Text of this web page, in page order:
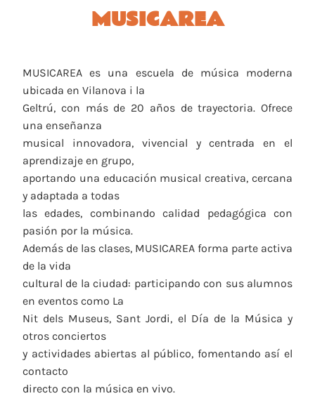
MUSICAREA
MUSICAREA es una escuela de música moderna
ubicada en Vilanova i la
Geltrú, con más de 20 años de trayectoria. Ofrece
una enseñanza
musical innovadora, vivencial y centrada en el
aprendizaje en grupo,
aportando una educación musical creativa, cercana
y adaptada a todas
las edades, combinando calidad pedagógica con
pasión por la música.
Además de las clases, MUSICAREA forma parte activa
de la vida
cultural de la ciudad: participando con sus alumnos
en eventos como La
Nit dels Museus, Sant Jordi, el Día de la Música y
otros conciertos
y actividades abiertas al público, fomentando así el
contacto
directo con la música en vivo.